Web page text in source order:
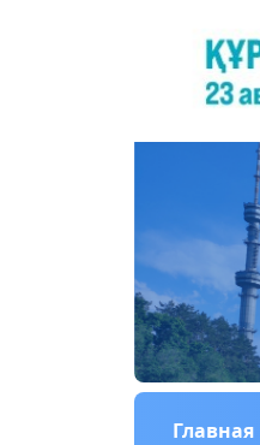
Главная